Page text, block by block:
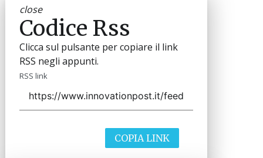
close
Codice Rss
Clicca sul pulsante per copiare il link
RSS negli appunti.
RSS link
COPIA LINK